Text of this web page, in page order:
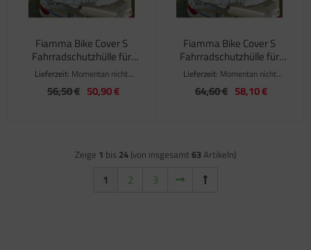
Fiamma Bike Cover S
Fahrradschutzhülle für
max. 3 Räder
Lieferzeit: Momentan nicht
verfügbar
56,50 € 50,90 €
Fiamma Bike Cover S
Fahrradschutzhülle für
max. 4 Räder
Lieferzeit: Momentan nicht
verfügbar
64,60 € 58,10 €
Zeige 1 bis 24 (von insgesamt 63 Artikeln)
1 2 3